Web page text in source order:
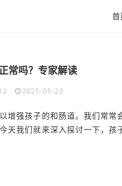
首
常吗？专家解读
2025-05-23
增强孩子的和肠道。我们常常
天我们就来深入探讨一下，孩